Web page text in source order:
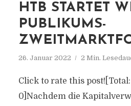
HTB STARTET
PUBLIKUMS-
26. Januar 2022 2 Min.
Click to rate this
0]Nachdem die